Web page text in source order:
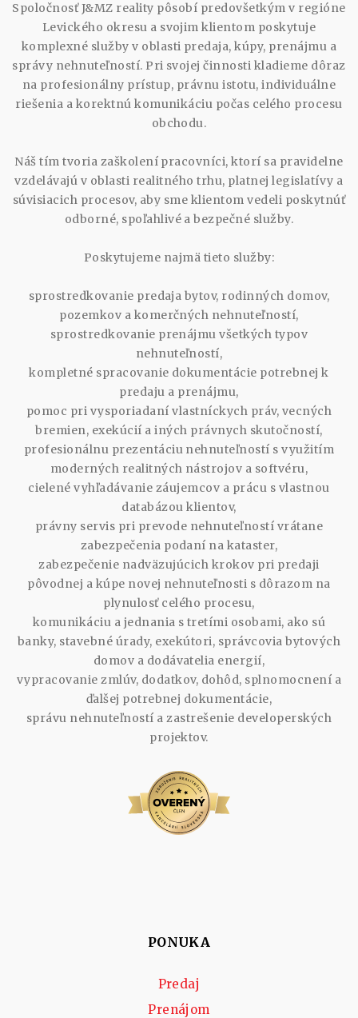
Spoločnosť J&MZ reality pôsobí predovšetkým v regióne
Levického okresu a svojim klientom poskytuje
komplexné služby v oblasti predaja, kúpy, prenájmu a
správy nehnuteľností. Pri svojej činnosti kladieme dôraz
na profesionálny prístup, právnu istotu, individuálne
riešenia a korektnú komunikáciu počas celého procesu
obchodu.
Náš tím tvoria zaškolení pracovníci, ktorí sa pravidelne
vzdelávajú v oblasti realitného trhu, platnej legislatívy a
súvisiacich procesov, aby sme klientom vedeli poskytnúť
odborné, spoľahlivé a bezpečné služby.
Poskytujeme najmä tieto služby:
sprostredkovanie predaja bytov, rodinných domov,
pozemkov a komerčných nehnuteľností,
sprostredkovanie prenájmu všetkých typov
nehnuteľností,
kompletné spracovanie dokumentácie potrebnej k
predaju a prenájmu,
pomoc pri vysporiadaní vlastníckych práv, vecných
bremien, exekúcií a iných právnych skutočností,
profesionálnu prezentáciu nehnuteľností s využitím
moderných realitných nástrojov a softvéru,
cielené vyhľadávanie záujemcov a prácu s vlastnou
databázou klientov,
právny servis pri prevode nehnuteľností vrátane
zabezpečenia podaní na kataster,
zabezpečenie nadväzujúcich krokov pri predaji
pôvodnej a kúpe novej nehnuteľnosti s dôrazom na
plynulosť celého procesu,
komunikáciu a jednania s tretími osobami, ako sú
banky, stavebné úrady, exekútori, správcovia bytových
domov a dodávatelia energií,
vypracovanie zmlúv, dodatkov, dohôd, splnomocnení a
ďalšej potrebnej dokumentácie,
správu nehnuteľností a zastrešenie developerských
projektov.
PONUKA
Predaj
Prenájom